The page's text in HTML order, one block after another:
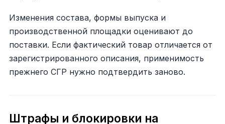
Изменения состава, формы выпуска и
производственной площадки оценивают до
поставки. Если фактический товар отличается от
зарегистрированного описания, применимость
прежнего СГР нужно подтвердить заново.
Штрафы и блокировки на